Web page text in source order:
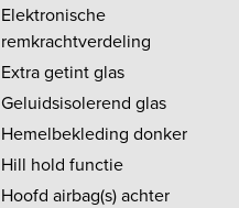
Elektronische
remkrachtverdeling
Extra getint glas
Geluidsisolerend glas
Hemelbekleding donker
Hill hold functie
Hoofd airbag(s) achter